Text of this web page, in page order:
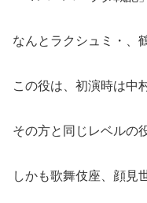
なんとラクシュミ・、
この役は、初演時は中
その方と同じレベルの
しかも歌舞伎座、顔見